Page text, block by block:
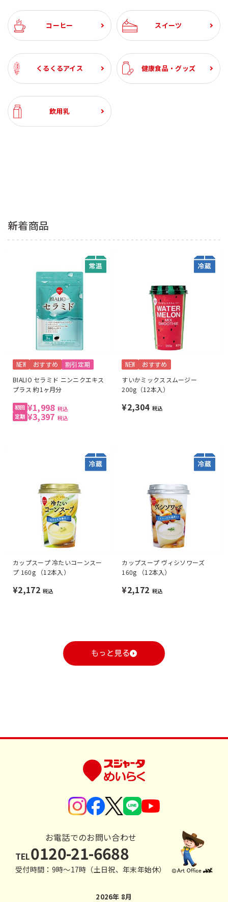
コーヒー スイーツ
くるくるアイス 健康食品・グッズ
飲用乳
新着商品
NEW おすすめ 割引定期
BIALIO セラミド ニンニクエキス
プラス 約1ヶ月分
¥1,998 税込
¥3,397 税込
NEW おすすめ
すいかミックススムージー
200g（12本入）
¥2,304 税込
カップスープ 冷たいコーンスー
プ 160g （12本入）
¥2,172 税込
カップスープ ヴィシソワーズ
160g （12本入）
¥2,172 税込
もっと見る
お電話でのお問い合わせ
TEL0120-21-6688
受付時間：9時〜17時（土日祝、年末年始休）
2026年 8月